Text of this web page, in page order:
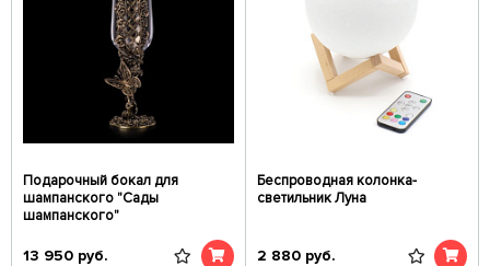
Подарочный бокал для
шампанского "Сады
шампанского"
13 950 руб.
Беспроводная колонка-
светильник Луна
2 880 руб.